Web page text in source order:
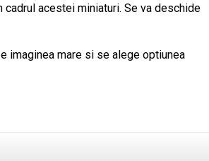
acestei miniaturi. Se va deschide
imaginea mare si se alege optiunea